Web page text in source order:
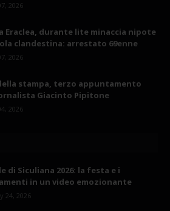
2026
Eraclea, durante lite minaccia nipote
clandestina: arrestato 69enne
2026
stampa, terzo appuntamento
Giacinto Pipitone
2026
di Siculiana 2026: la festa e i
in un video emozionante
24, 2026